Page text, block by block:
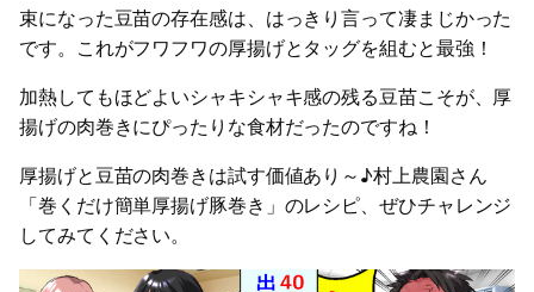
束になった豆苗の存在感は、はっきり言って凄まじかった
です。これがフワフワの厚揚げとタッグを組むと最強！
加熱してもほどよいシャキシャキ感の残る豆苗こそが、厚
揚げの肉巻きにぴったりな食材だったのですね！
厚揚げと豆苗の肉巻きは試す価値あり～♪村上農園さん
「巻くだけ簡単厚揚げ豚巻き」のレシピ、ぜひチャレンジ
してみてください。